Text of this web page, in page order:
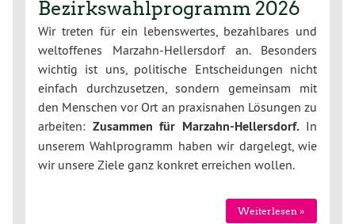
Bezirkswahlprogramm 2026
Wir treten für ein lebenswertes, bezahlbares und
weltoffenes Marzahn-Hellersdorf an. Besonders
wichtig ist uns, politische Entscheidungen nicht
einfach durchzusetzen, sondern gemeinsam mit
den Menschen vor Ort an praxisnahen Lösungen zu
arbeiten: Zusammen für Marzahn-Hellersdorf.In
unserem Wahlprogramm haben wir dargelegt, wie
wir unsere Ziele ganz konkret erreichen wollen.
Weiterlesen »